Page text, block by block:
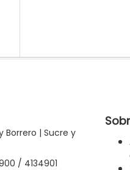
Borrero | Sucre y
/ 4134901